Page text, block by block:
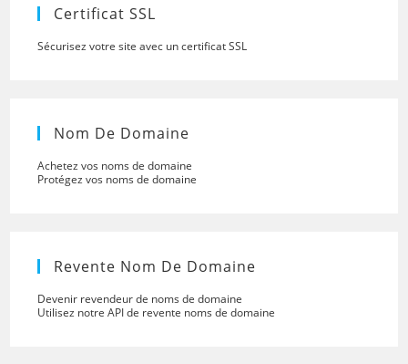
Certificat SSL
Sécurisez votre site avec un certificat SSL
Nom De Domaine
Achetez vos noms de domaine
Protégez vos noms de domaine
Revente Nom De Domaine
Devenir revendeur de noms de domaine
Utilisez notre API de revente noms de domaine